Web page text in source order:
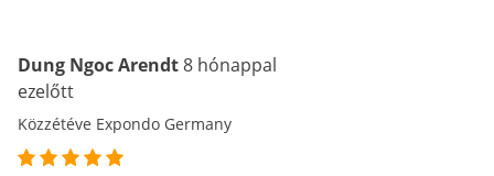
Dung Ngoc Arendt8 hónappal
ezelőtt
Közzétéve Expondo Germany